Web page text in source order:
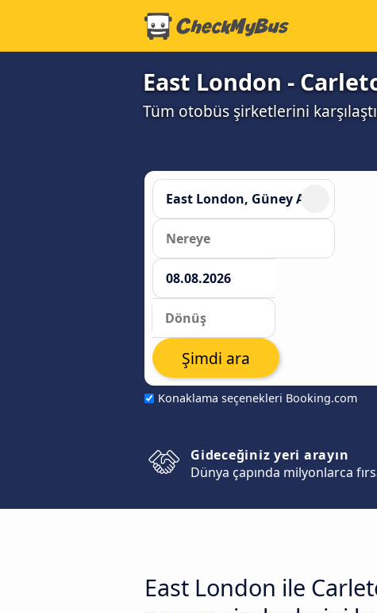
East London -
Tüm otobüs şirketlerini
Konaklama seçenekleri Booking.com
Şimdi ara
Gideceğiniz yeri arayın
Dünya çapında milyonlarca
East London ile